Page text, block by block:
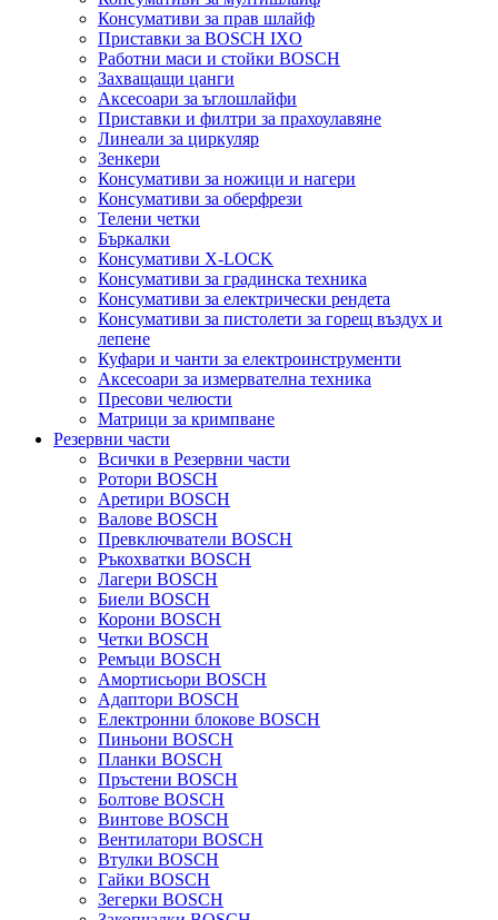
Консумативи за прав шлайф
Приставки за BOSCH IXO
Работни маси и стойки BOSCH
Захващащи цанги
Аксесоари за ъглошлайфи
Приставки и филтри за прахоулавяне
Линеали за циркуляр
Зенкери
Консумативи за ножици и нагери
Консумативи за оберфрези
Телени четки
Бъркалки
Консумативи X-LOCK
Консумативи за градинска техника
Консумативи за електрически рендета
Консумативи за пистолети за горещ въздух и
лепене
Куфари и чанти за електроинструменти
Аксесоари за измервателна техника
Пресови челюсти
Матрици за кримпване
Резервни части
Всички в Резервни части
Ротори BOSCH
Аретири BOSCH
Валове BOSCH
Превключватели BOSCH
Ръкохватки BOSCH
Лагери BOSCH
Биели BOSCH
Корони BOSCH
Четки BOSCH
Ремъци BOSCH
Амортисьори BOSCH
Адаптори BOSCH
Електронни блокове BOSCH
Пиньони BOSCH
Планки BOSCH
Пръстени BOSCH
Болтове BOSCH
Винтове BOSCH
Вентилатори BOSCH
Втулки BOSCH
Гайки BOSCH
Зегерки BOSCH